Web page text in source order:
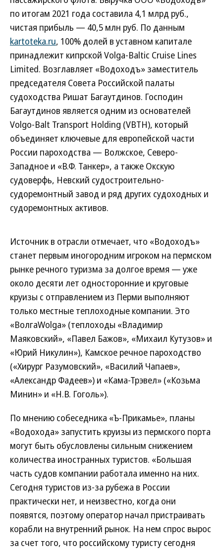
по итогам 2021 года составила 4,1 млрд руб.,
чистая прибыль — 40,5 млн руб. По данным
kartoteka.ru, 100% долей в уставном капитале
принадлежит кипрской Volga-Baltic Cruise Lines
Limited. Возглавляет «Водоходъ» заместитель
председателя Совета Российской палаты
судоходства Ришат Багаутдинов. Господин
Багаутдинов является одним из основателей
Volgo-Balt Transport Holding (VBTH), который
объединяет ключевые для европейской части
России пароходства — Волжское, Северо-
Западное и «В.Ф. Танкер», а также Окскую
судоверфь, Невский судостроительно-
судоремонтный завод и ряд других судоходных и
судоремонтных активов.
Источник в отрасли отмечает, что «Водоходъ»
станет первым иногородним игроком на пермском
рынке речного туризма за долгое время — уже
около десяти лет односторонние и круговые
круизы с отправлением из Перми выполняют
только местные теплоходные компании. Это
«ВолгаWolga» (теплоходы «Владимир
Маяковский», «Павел Бажов», «Михаил Кутузов» и
«Юрий Никулин»), Камское речное пароходство
(«Хирург Разумовский», «Василий Чапаев»,
«Александр Фадеев») и «Кама-Трэвел» («Козьма
Минин» и «Н.В. Гоголь»).
По мнению собеседника «Ъ-Прикамье», планы
«Водохода» запустить круизы из пермского порта
могут быть обусловлены сильным снижением
количества иностранных туристов. «Большая
часть судов компании работала именно на них.
Сегодня туристов из-за рубежа в России
практически нет, и неизвестно, когда они
появятся, поэтому оператор начал пристраивать
корабли на внутренний рынок. На нем спрос вырос
за счет того, что российскому туристу сегодня